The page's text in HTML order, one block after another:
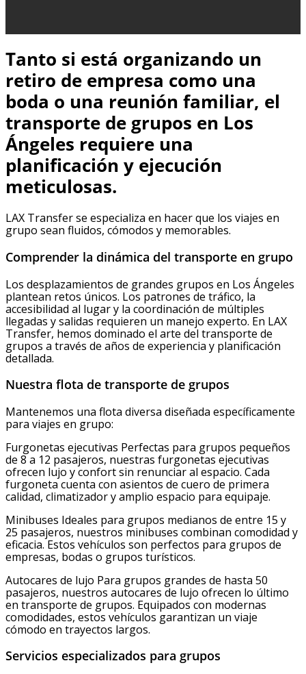
Tanto si está organizando un
retiro de empresa como una
boda o una reunión familiar, el
transporte de grupos en Los
Ángeles requiere una
planificación y ejecución
meticulosas.
LAX Transfer se especializa en hacer que los viajes en
grupo sean fluidos, cómodos y memorables.
Comprender la dinámica del transporte en grupo
Los desplazamientos de grandes grupos en Los Ángeles
plantean retos únicos. Los patrones de tráfico, la
accesibilidad al lugar y la coordinación de múltiples
llegadas y salidas requieren un manejo experto. En LAX
Transfer, hemos dominado el arte del transporte de
grupos a través de años de experiencia y planificación
detallada.
Nuestra flota de transporte de grupos
Mantenemos una flota diversa diseñada específicamente
para viajes en grupo:
Furgonetas ejecutivas Perfectas para grupos pequeños
de 8 a 12 pasajeros, nuestras furgonetas ejecutivas
ofrecen lujo y confort sin renunciar al espacio. Cada
furgoneta cuenta con asientos de cuero de primera
calidad, climatizador y amplio espacio para equipaje.
Minibuses Ideales para grupos medianos de entre 15 y
25 pasajeros, nuestros minibuses combinan comodidad y
eficacia. Estos vehículos son perfectos para grupos de
empresas, bodas o grupos turísticos.
Autocares de lujo Para grupos grandes de hasta 50
pasajeros, nuestros autocares de lujo ofrecen lo último
en transporte de grupos. Equipados con modernas
comodidades, estos vehículos garantizan un viaje
cómodo en trayectos largos.
Servicios especializados para grupos